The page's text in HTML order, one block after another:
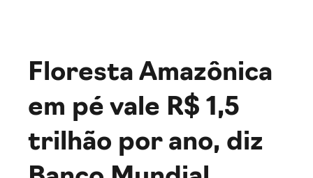
Floresta Amazônica
em pé vale R$ 1,5
trilhão por ano, diz